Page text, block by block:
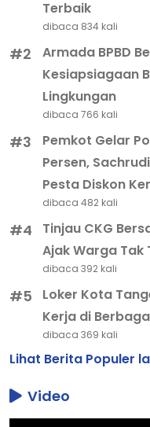
Terbaik
dibaca 834 kali
#2
Armada BPBD
Kesiapsiagaan
Lingkungan
dibaca 766 kali
#3
Pemkot Gelar
Persen,
Pesta Diskon
dibaca 482 kali
#4
Tinjau CKG
Ajak Warga Tak
dibaca 392 kali
#5
Loker Kota
Kerja di
dibaca 369 kali
Lihat Berita Populer
Video